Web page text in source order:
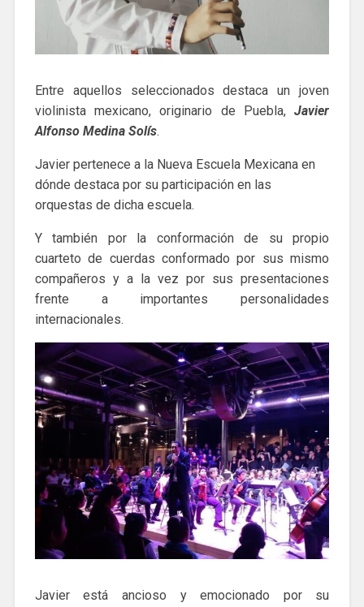
Entre aquellos seleccionados destaca un joven
violinista mexicano, originario de Puebla, Javier
Alfonso Medina Solís.
Javier pertenece a la Nueva Escuela Mexicana en
dónde destaca por su participación en las
orquestas de dicha escuela.
Y también por la conformación de su propio
cuarteto de cuerdas conformado por sus mismo
compañeros y a la vez por sus presentaciones
frente a importantes personalidades
internacionales.
Javier está ancioso y emocionado por su